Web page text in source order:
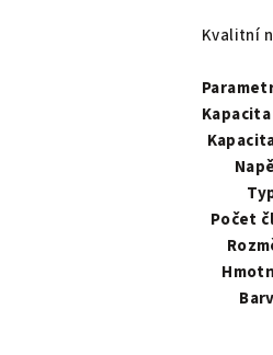
Kvalitní
Počet